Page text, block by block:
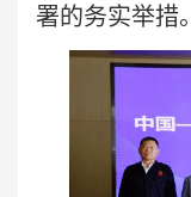
署的务实举措。